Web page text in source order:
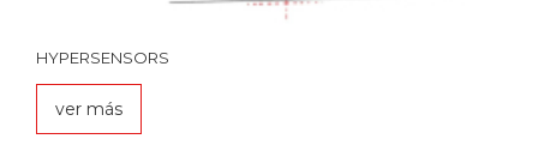
HYPERSENSORS
ver más